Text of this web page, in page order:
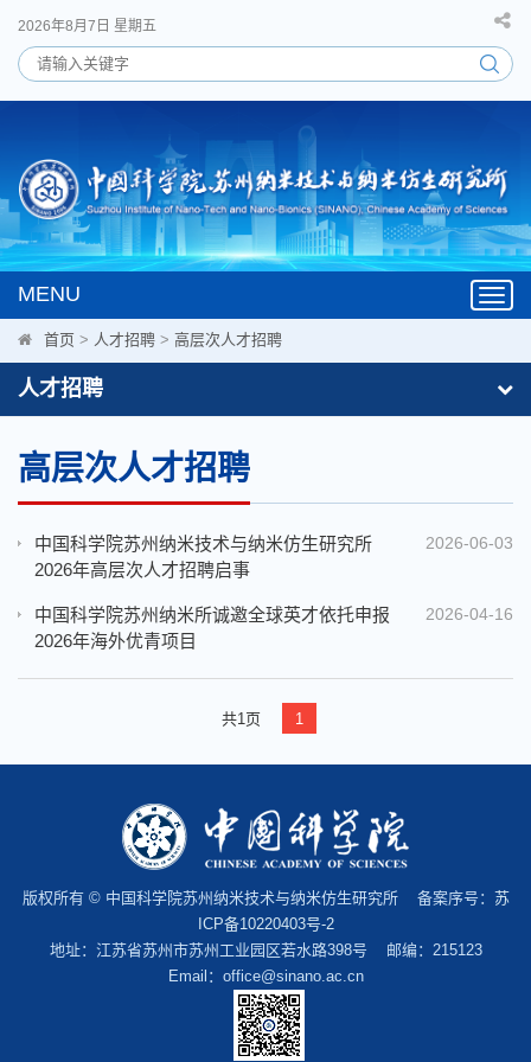
2026年8月7日 星期五
MENU
首页 > 人才招聘 > 高层次人才招聘
人才招聘
高层次人才招聘
2026-06-03
中国科学院苏州纳米技术与纳米仿生研究所
2026年高层次人才招聘启事
2026-04-16
中国科学院苏州纳米所诚邀全球英才依托申报
2026年海外优青项目
共1页 1
版权所有 © 中国科学院苏州纳米技术与纳米仿生研究所 备案序号： 苏
ICP备10220403号-2
地址：江苏省苏州市苏州工业园区若水路398号 邮编：215123
Email：office@sinano.ac.cn